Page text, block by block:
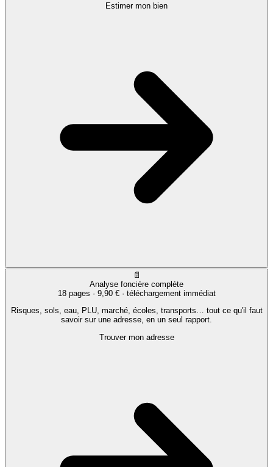
Estimer mon bien
📄
Analyse foncière complète
18 pages · 9,90 €· téléchargement immédiat
Risques, sols, eau, PLU, marché, écoles, transports… tout ce qu'il faut
savoir sur une adresse, en un seul rapport.
Trouver mon adresse